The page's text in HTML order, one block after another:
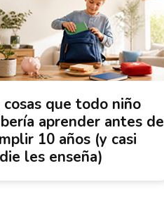
cosas que todo niño
aprender antes de
10 años (y casi
les enseña)